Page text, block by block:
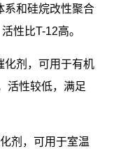
系和硅烷改性聚合
性比T-12高。
化剂，可用于有机
活性较低，满足
剂，可用于室温